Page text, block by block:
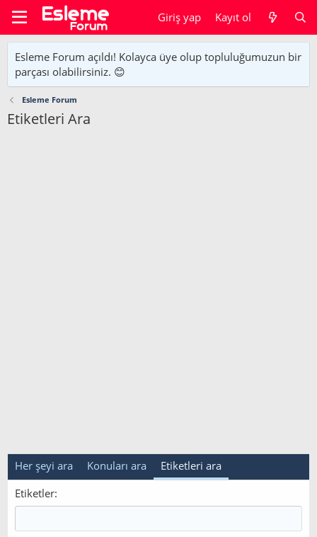
Giriş yap Kayıt ol
Esleme Forum açıldı! Kolayca üye olup topluluğumuzun bir
parçası olabilirsiniz. 😊
Esleme Forum
Etiketleri Ara
Her şeyi ara Konuları ara
Etiketleri ara
Etiketler